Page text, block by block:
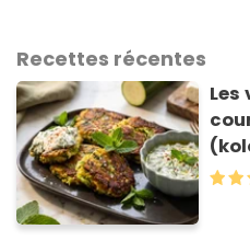
Recettes récentes